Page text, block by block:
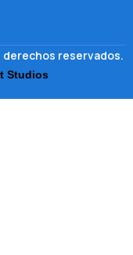
derechos reservados.
Studios